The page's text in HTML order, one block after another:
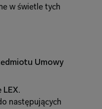
w świetle tych
Umowy
następujących